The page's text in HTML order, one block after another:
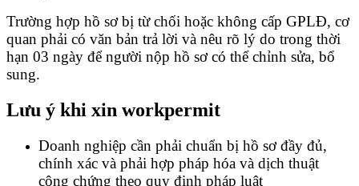
Trường hợp hồ sơ bị từ chối hoặc không cấp GPLĐ, cơ
quan phải có văn bản trả lời và nêu rõ lý do trong thời
hạn 03 ngày để người nộp hồ sơ có thể chỉnh sửa, bổ
sung.
Lưu ý khi xin workpermit
Doanh nghiệp cần phải chuẩn bị hồ sơ đầy đủ,
chính xác và phải hợp pháp hóa và dịch thuật
công chứng theo quy định pháp luật